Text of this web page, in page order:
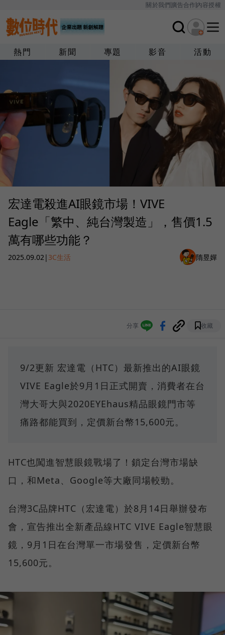
關於我們廣告合作內容授權
熱門 新聞 專題 影音 活動
宏達電殺進AI眼鏡市場！VIVE
Eagle「繁中、純台灣製造」，售價1.5
萬有哪些功能？
2025.09.02 | 3C生活 隋昱嬋
分享 收藏
9/2更新 宏達電（HTC）最新推出的AI眼鏡
VIVE Eagle於9月1日正式開賣，消費者在台
灣大哥大與2020EYEhaus精品眼鏡門市等
痛路都能買到，定價新台幣15,600元。
HTC也闖進智慧眼鏡戰場了！鎖定台灣市場缺
口，和Meta、Google等大廠同場較勁。
台灣3C品牌HTC（宏達電）於8月14日舉辦發布
會，宣告推出全新產品線HTC VIVE Eagle智慧眼
鏡，9月1日在台灣單一市場發售，定價新台幣
15,600元。